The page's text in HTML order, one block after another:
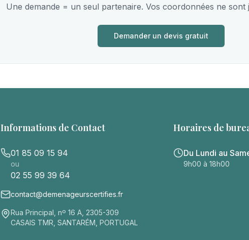
Une demande = un seul partenaire. Vos coordonnées ne sont
Demander un devis gratuit
Informations de Contact
01 85 09 15 94
ou
02 55 99 39 64
contact@demenageurscertifies.fr
Rua Principal, nº 16 A, 2305-309
CASAIS TMR, SANTARÉM, PORTUGAL
Horaires de
Du Lundi au
9h00 à 18h00